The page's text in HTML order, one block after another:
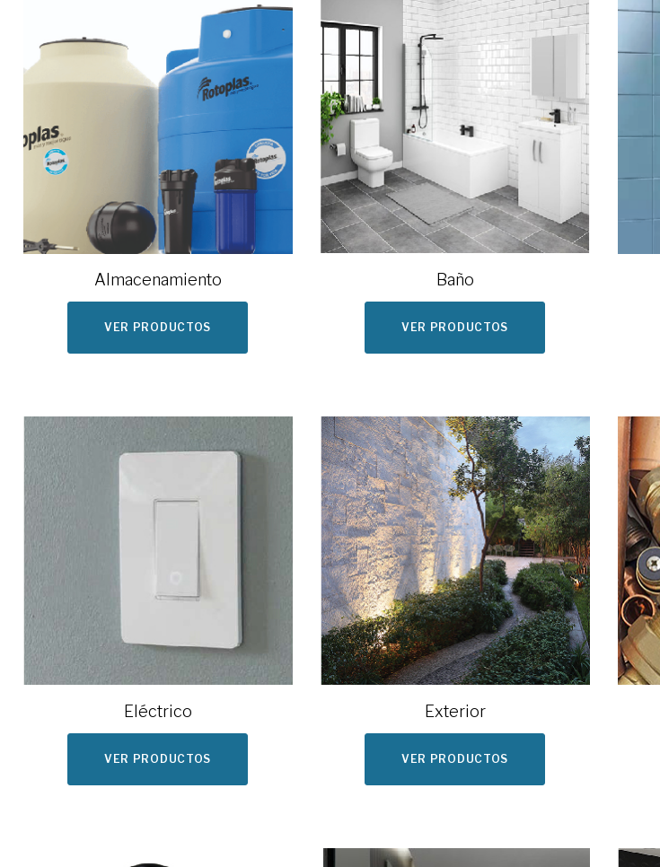
Almacenamiento
VER PRODUCTOS
Baño
VER PRODUCTOS
Eléctrico
VER PRODUCTOS
Exterior
VER PRODUCTOS